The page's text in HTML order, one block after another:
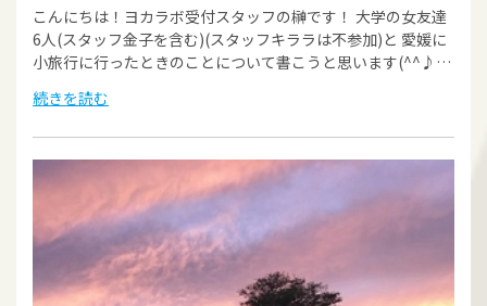
こんにちは！ヨカラボ受付スタッフの榊です！ 大学の女友達
6人(スタッフ金子を含む)(スタッフキララは不参加)と 愛媛に
小旅行に行ったときのことについて書こうと思います(^^♪…
続きを読む